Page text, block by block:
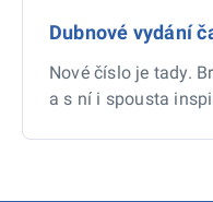
Dubnové vydání
Nové číslo je tady.
a s ní i spousta